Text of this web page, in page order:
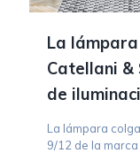
La
Catellani &
de
La lámpara
9/12 de la